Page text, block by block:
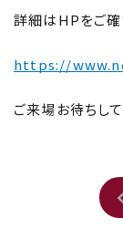
詳細はHPをご確
https://
ご来場お待ちして